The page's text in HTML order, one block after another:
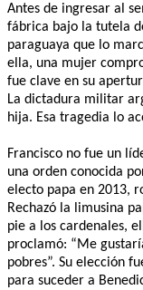
Antes de ingresar al
fábrica bajo la tutela
paraguaya que lo
ella, una mujer
fue clave en su
La dictadura militar
hija. Esa tragedia lo
Francisco no fue un
una orden conocida
electo papa en 2013,
Rechazó la limusina
pie a los cardenales,
proclamó: “Me
pobres”. Su elección
para suceder a